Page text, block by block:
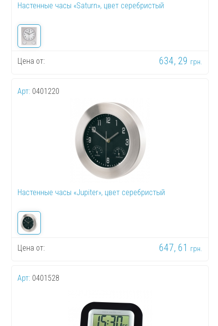
Настенные часы «Saturn», цвет серебристый
Цена от: 634, 29 грн.
Арт: 0401220
Настенные часы «Jupiter», цвет серебристый
Цена от: 647, 61 грн.
Арт: 0401528